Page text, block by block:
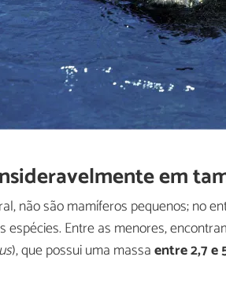
em
não são mamíferos pequenos; no
espécies. Entre as menores,
), que possui uma massaentre 2,7 e